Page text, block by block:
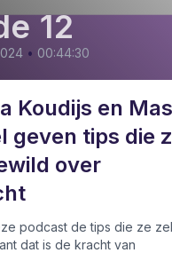
12
• 00:44:30
Koudijs en
geven tips die
over
podcast de tips die ze
dat is de kracht van